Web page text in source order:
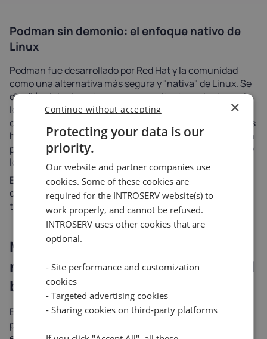
Podman sin demonio: el enfoque nativo de
Linux
Podman fue desarrollado por Red Hat y la comunidad
como una alternativa más segura y "nativa" de Linux. Se
diseñó originalmente conuna arquitectura sin demonio,
lo que significa que no hay un demonio persistente y
centralizado. En su lugar, los contenedores son procesos
hijos del usuario que ejecutó el comando. La base es una
profunda integración con systemd, donde las unidades y
los servicios se crean directamente.
Esto elimina el punto único de fallo que presenta el
demonio raíz y se alinea mejor con el modelo Unix
tradicional: "quien lanzó el proceso es su dueño".
Modo sin raíz: Los espacios de
nombres de usuario como principal
barrera de seguridad
El modo sin raíz es esencialmente la respuesta lógica al
peligro fundamental: "¿Qué pasa si el contenedor se
×
Protecting your data is our
priority.
Our website and partner companies use
cookies. Some of these cookies are
required for the INTROSERV website(s) to
work properly, and cannot be refused.
INTROSERV uses other cookies that are
optional.
- Site performance and customization
cookies
- Targeted advertising cookies
- Sharing cookies on third-party platforms
Continue without accepting